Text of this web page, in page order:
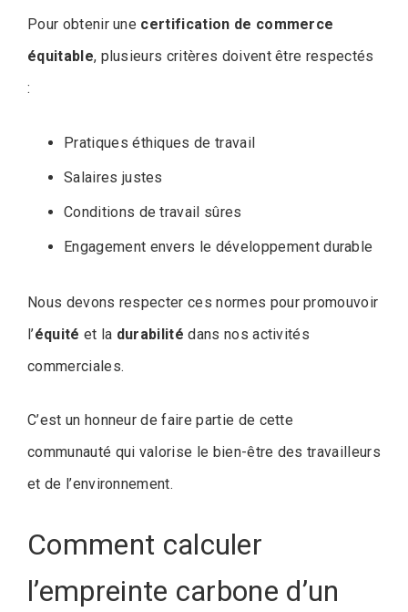
Pour obtenir une certification de commerce
équitable, plusieurs critères doivent être respectés
:
Pratiques éthiques de travail
Salaires justes
Conditions de travail sûres
Engagement envers le développement durable
Nous devons respecter ces normes pour promouvoir
l’équité et la durabilité dans nos activités
commerciales.
C’est un honneur de faire partie de cette
communauté qui valorise le bien-être des travailleurs
et de l’environnement.
Comment calculer
l’empreinte carbone d’un